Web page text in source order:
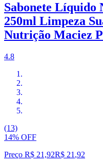
Sabonete Líquido
250ml Limpeza
Nutrição Maciez
4.8
(13)
14% OFF
Preço R$ 21,92R$ 21 ,92